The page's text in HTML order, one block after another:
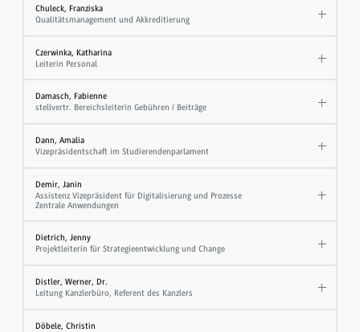
Chuleck, Franziska
Qualitätsmanagement und Akkreditierung
Czerwinka, Katharina
Leiterin Personal
Damasch, Fabienne
stellvertr. Bereichsleiterin Gebühren / Beiträge
Dann, Amalia
Vizepräsidentschaft im Studierendenparlament
Demir, Janin
Assistenz Vizepräsident für Digitalisierung und Prozesse
Zentrale Anwendungen
Dietrich, Jenny
Projektleiterin für Strategieentwicklung und Change
Distler, Werner, Dr.
Leitung Kanzlerbüro, Referent des Kanzlers
Döbele, Christin